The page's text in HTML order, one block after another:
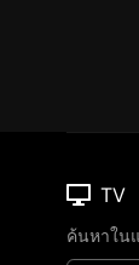
TV
ค้นหาใน